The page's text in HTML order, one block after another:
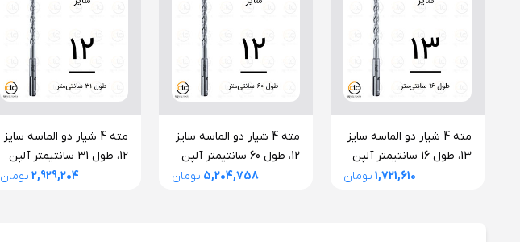
مته 4 شیار دو الماسه سایز
13، طول 16 سانتیمتر آلپن
اتریش سری F4 فورته1,721,610 تومان
مته 4 شیار دو الماسه سایز
12، طول 60 سانتیمتر آلپن
اتریش سری F4 فورته5,204,758 تومان
مته 4 شیار دو الماسه سایز
12، طول 31 سانتیمتر آلپن
اتریش سری F4 فورته2,929,204 تومان